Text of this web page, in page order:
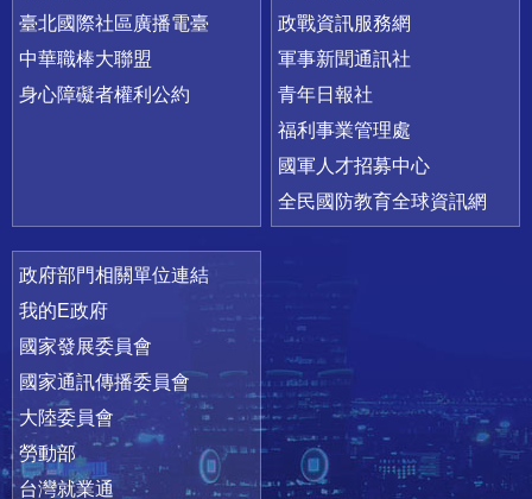
臺北國際社區廣播電臺
中華職棒大聯盟
身心障礙者權利公約
政戰資訊服務網
軍事新聞通訊社
青年日報社
福利事業管理處
國軍人才招募中心
全民國防教育全球資訊網
政府部門相關單位連結
我的E政府
國家發展委員會
國家通訊傳播委員會
大陸委員會
勞動部
台灣就業通